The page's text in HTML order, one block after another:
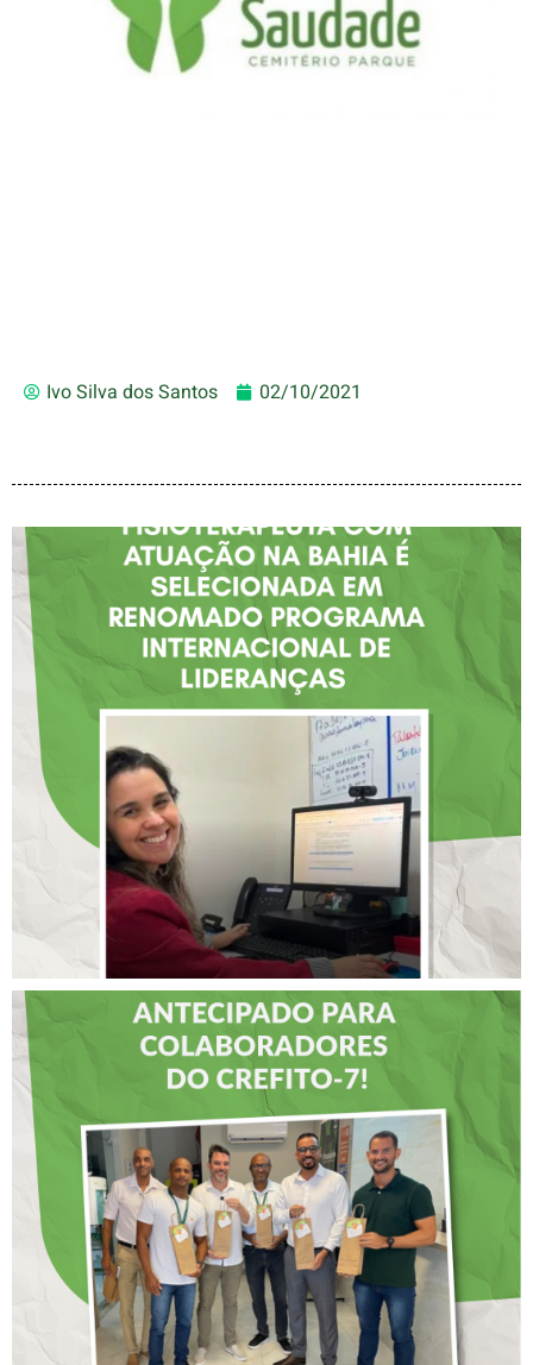
Ivo Silva dos Santos 02/10/2021
FISIOTERAPEUTA COM
ATUAÇÃO NA BAHIA É
SELECIONADA EM
RENOMADO PROGRAMA
INTERNACIONAL DE
LIDERANÇAS
DIA DOS PAIS É
ANTECIPADO PARA
COLABORADORES DO
CREFITO-7